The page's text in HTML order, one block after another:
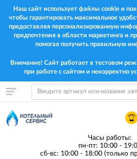
Наш сайт использует файлы cookie и
чтобы гарантировать максимальное
предоставляя персонализированную
предпочтения в области маркетинга и
помогая получить правильную
Внимание! Сайт работает в тестовом
при работе с сайтом и некорректно
Часы работы:
пн-пт: 10:00 -
сб-вс: 10:00 - 18:00 (только